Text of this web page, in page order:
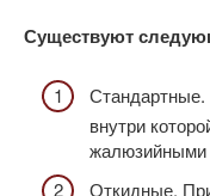
Существуют
Стандартные.
внутри
жалюзийными
Откидные.